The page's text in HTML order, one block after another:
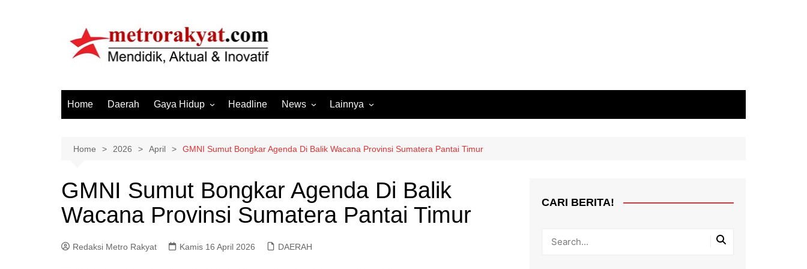
Home Daerah Gaya Hidup
Hiburan
Olahraga
Otomotif
Headline News
Internasional
Lintas Koramil – MS
Megapolitan
Ormas
Lainnya
Ekbis
Opini
Pendidikan
Home 2026 April GMNI Sumut Bongkar Agenda Di Balik Wacana Provinsi Sumatera Pantai Timur
GMNI Sumut Bongkar Agenda Di Balik
Wacana Provinsi Sumatera Pantai Timur
Redaksi Metro Rakyat Kamis 16 April 2026 DAERAH
CARI BERITA!